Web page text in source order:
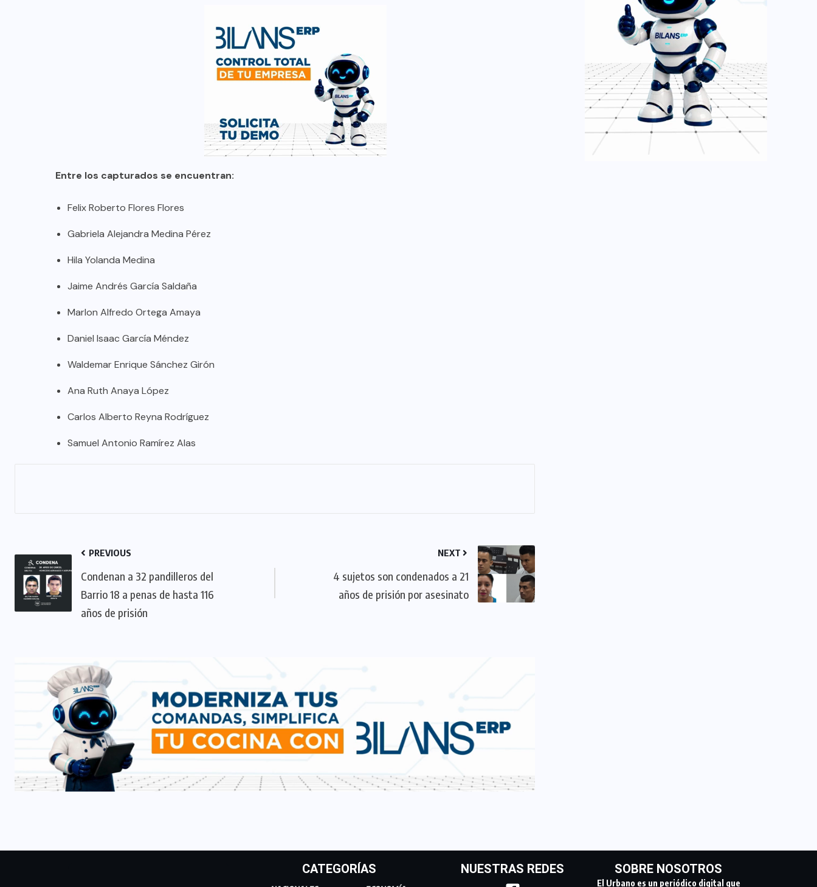
Entre los capturados se encuentran:
Felix Roberto Flores Flores
Gabriela Alejandra Medina Pérez
Hila Yolanda Medina
Jaime Andrés García Saldaña
Marlon Alfredo Ortega Amaya
Daniel Isaac García Méndez
Waldemar Enrique Sánchez Girón
Ana Ruth Anaya López
Carlos Alberto Reyna Rodríguez
Samuel Antonio Ramírez Alas
PREVIOUS
Condenan a 32 pandilleros del
Barrio 18 a penas de hasta 116
años de prisión
NEXT
4 sujetos son condenados a 21
años de prisión por asesinato
CATEGORÍAS NUESTRAS REDES SOBRE NOSOTROS
El Urbano es un periódico digital que